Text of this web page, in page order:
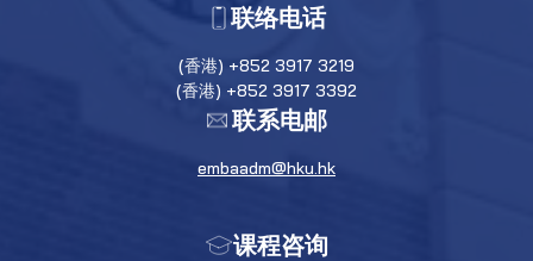
联络电话
(香港) +852 3917 3219
(香港) +852 3917 3392
联系电邮
embaadm@hku.hk
课程咨询